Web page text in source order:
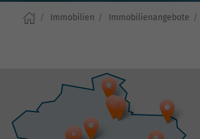
Immobilien Immobilienangebote